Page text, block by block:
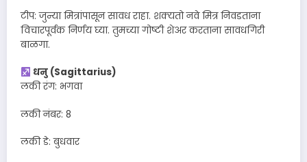
टीप: जुन्या मित्रांपासून सावध राहा. शक्यतो नवे मित्र निवडताना
विचारपूर्वक निर्णय घ्या. तुमच्या गोष्टी शेअर करताना सावधगिरी
बाळगा.
धनु (Sagittarius)
लकी रंग: भगवा
लकी नंबर: 8
लकी डे: बुधवार